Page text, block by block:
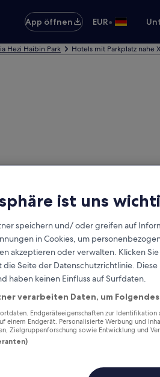
App öffnen EUR•
Hezi Haibin Park Hotels mit Parkplatz nahe
ist uns
speichern und/ oder greifen auf
in Cookies, um
akzeptieren oder verwalten. Klicken
die Seite der Datenschutzrichtlinie.
haben keinen Einfluss auf Surfdaten.
verarbeiten Daten, um
Endgeräteeigenschaften zur
einem Endgerät. Personalisierte Werbung und
Zielgruppenforschung sowie Entwicklung und